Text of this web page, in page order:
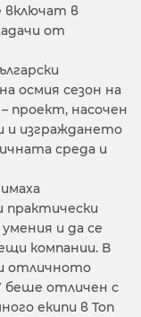
включат в
от
осмия сезон на
проект, насочен
и изграждането
среда и
и да се
компании. В
отличното
отличен с
екипи в Toп